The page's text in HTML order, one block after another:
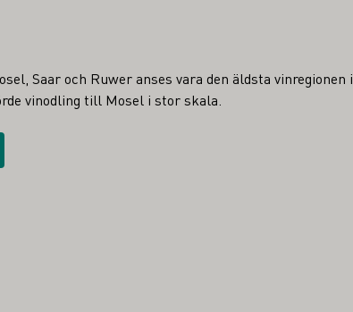
Saar och Ruwer anses vara den äldsta vinregionen i
vinodling till Mosel i stor skala.